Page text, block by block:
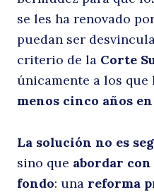
se les ha renovado
puedan ser
criterio de la Corte
únicamente a los que
menos cinco años
La solución no es
sino que abordar
fondo: una reforma